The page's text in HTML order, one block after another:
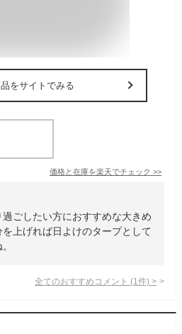
をサイトでみる
価格と在庫を楽天でチェック >>
ごしたい方におすすめな大きめ
上げれば日よけのタープとして
全てのおすすめコメント (1 件) >